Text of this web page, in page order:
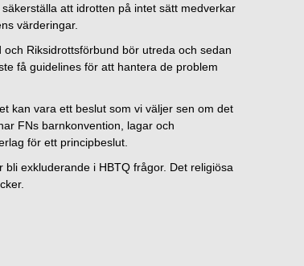
att idrotten på intet sätt medverkar
värderingar.
Riksidrottsförbund bör utreda och sedan
få guidelines för att hantera de problem
kan vara ett beslut som vi väljer sen om det
FNs barnkonvention, lagar och
för ett principbeslut.
exkluderande i HBTQ frågor. Det religiösa